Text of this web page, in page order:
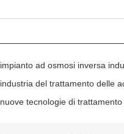
impianto ad osmosi inversa
industria del trattamento delle
nuove tecnologie di